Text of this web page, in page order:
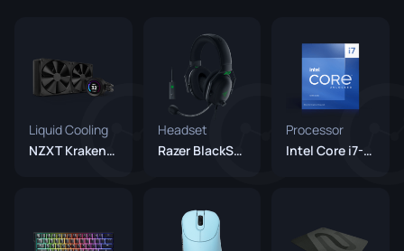
Liquid Cooling
NZXT Kraken Elite
Headset
Razer BlackShark V2
Processor
Intel Core i7-13700KF